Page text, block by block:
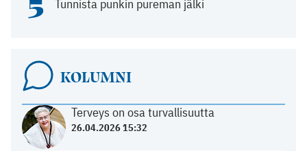
Tunnista punkin pureman jälki
KOLUMNI
Terveys on osa turvallisuutta
26.04.2026 15:32